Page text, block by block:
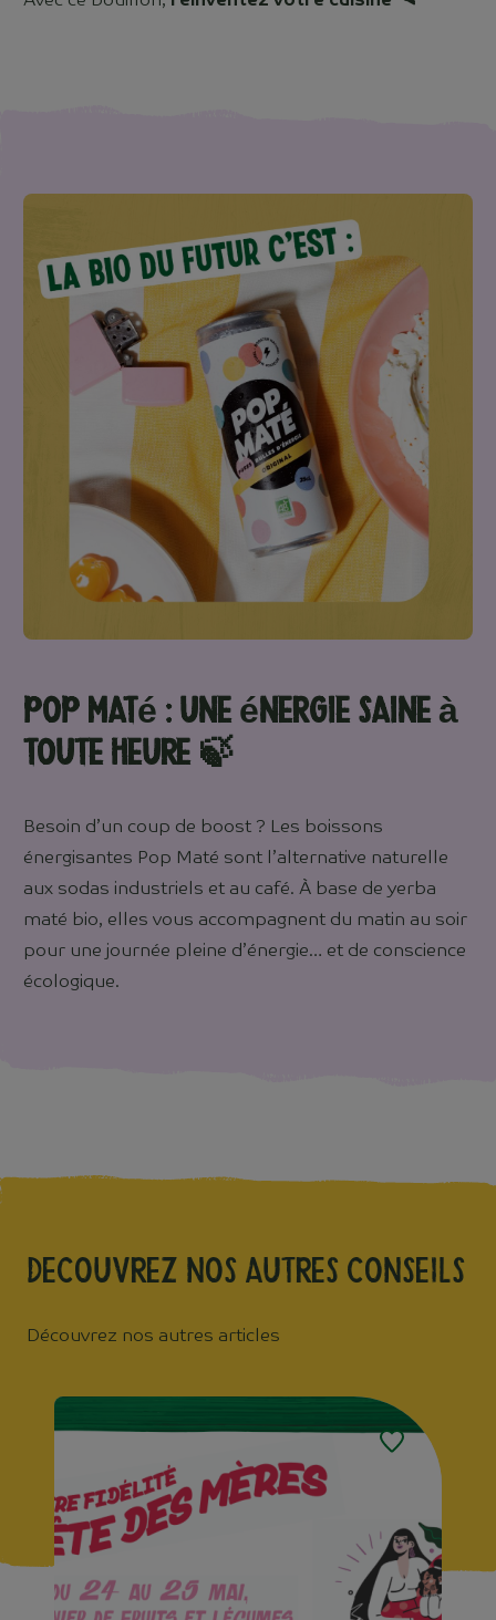
Pop Maté : Une énergie saine à
toute heure 🍃
Besoin d’un coup de boost ? Les boissons
énergisantes Pop Maté sont l’alternative naturelle
aux sodas industriels et au café. À base de yerba
maté bio, elles vous accompagnent du matin au soir
pour une journée pleine d’énergie… et de conscience
écologique.
Decouvrez nos autres conseils
Découvrez nos autres articles